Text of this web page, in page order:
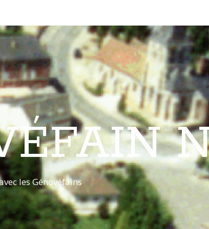
les Génovéfains